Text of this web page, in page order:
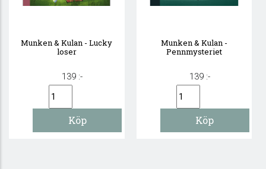
Munken & Kulan - Lucky
loser
139 :-
Munken & Kulan -
Pennmysteriet
139 :-